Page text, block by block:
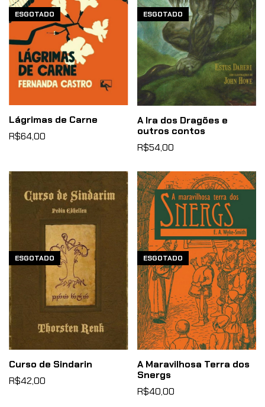
ESGOTADO
Lágrimas de Carne
R$64,00
ESGOTADO
A Ira dos Dragões e
outros contos
R$54,00
ESGOTADO
Curso de Sindarin
R$42,00
ESGOTADO
A Maravilhosa Terra dos
Snergs
R$40,00